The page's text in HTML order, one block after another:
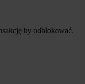
by odblokować.